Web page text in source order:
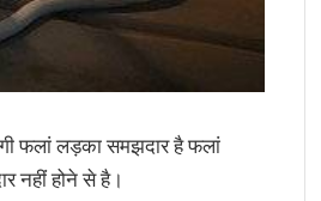
फलां लड़का समझदार है फलां
नहीं होने से है।